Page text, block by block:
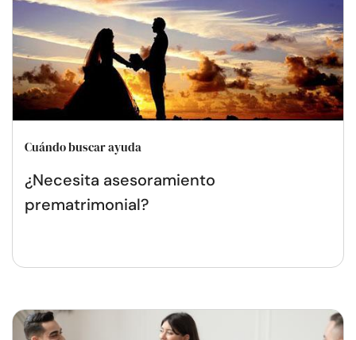
Cuándo buscar ayuda
¿Necesita asesoramiento
prematrimonial?